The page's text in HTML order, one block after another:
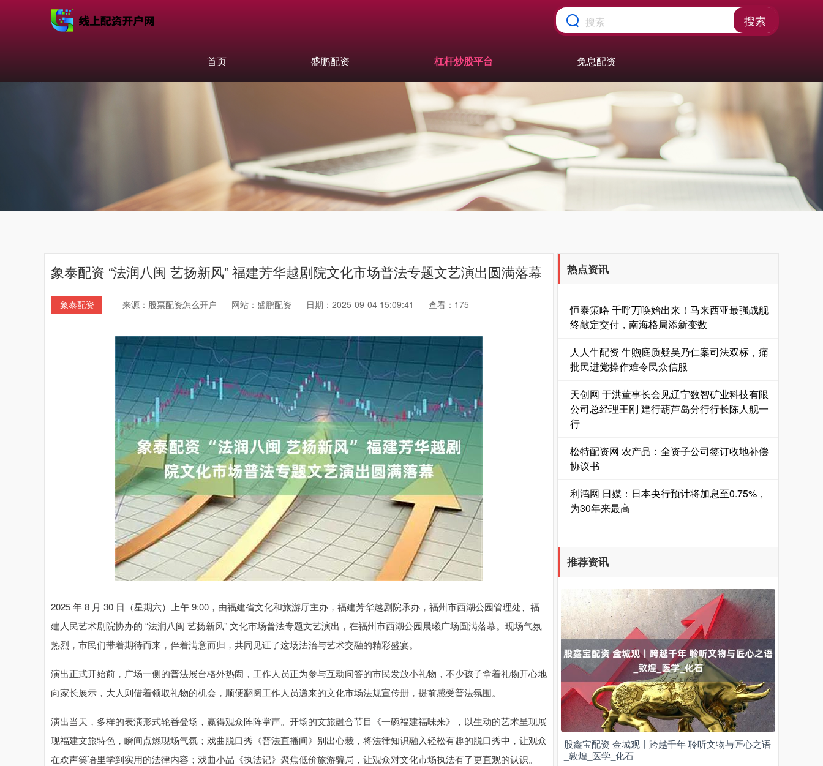
搜索
首页 盛鹏配资 杠杆炒股平台 免息配资
象泰配资 “法润八闽 艺扬新风” 福建芳华越剧院文化市场普法专题文艺演出圆满落幕
象泰配资 来源：股票配资怎么开户 网站：盛鹏配资 日期：2025-09-04 15:09:41 查看：175
2025 年 8 月 30 日（星期六）上午 9:00，由福建省文化和旅游厅主办，福建芳华越剧院承办，福州市西湖公园管理处、福
建人民艺术剧院协办的 “法润八闽 艺扬新风” 文化市场普法专题文艺演出，在福州市西湖公园晨曦广场圆满落幕。现场气氛
热烈，市民们带着期待而来，伴着满意而归，共同见证了这场法治与艺术交融的精彩盛宴。
演出正式开始前，广场一侧的普法展台格外热闹，工作人员正为参与互动问答的市民发放小礼物，不少孩子拿着礼物开心地
向家长展示，大人则借着领取礼物的机会，顺便翻阅工作人员递来的文化市场法规宣传册，提前感受普法氛围。
演出当天，多样的表演形式轮番登场，赢得观众阵阵掌声。开场的文旅融合节目《一碗福建福味来》，以生动的艺术呈现展
现福建文旅特色，瞬间点燃现场气氛；戏曲脱口秀《普法直播间》别出心裁，将法律知识融入轻松有趣的脱口秀中，让观众
在欢声笑语里学到实用的法律内容；戏曲小品《执法记》聚焦低价旅游骗局，让观众对文化市场执法有了更直观的认识。
热点资讯
恒泰策略 千呼万唤始出来！马来西亚最强战舰
终敲定交付，南海格局添新变数
人人牛配资 牛煦庭质疑吴乃仁案司法双标，痛
批民进党操作难令民众信服
天创网 于洪董事长会见辽宁数智矿业科技有限
公司总经理王刚 建行葫芦岛分行行长陈人舰一
行
松特配资网 农产品：全资子公司签订收地补偿
协议书
利鸿网 日媒：日本央行预计将加息至0.75%，
为30年来最高
推荐资讯
股鑫宝配资 金城观丨跨越千年 聆听文物与匠心之语
_敦煌_医学_化石